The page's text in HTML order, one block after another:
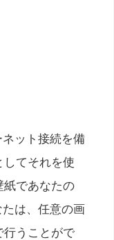
ット接続を備
してそれを使
紙であなたの
は、任意の画
行うことがで